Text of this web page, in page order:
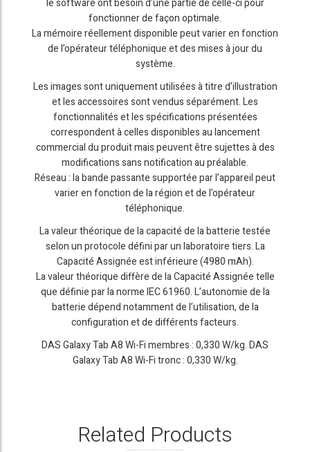
le software ont besoin d’une partie de celle-ci pour
fonctionner de façon optimale.
La mémoire réellement disponible peut varier en fonction
de l’opérateur téléphonique et des mises à jour du
système.
Les images sont uniquement utilisées à titre d’illustration
et les accessoires sont vendus séparément. Les
fonctionnalités et les spécifications présentées
correspondent à celles disponibles au lancement
commercial du produit mais peuvent être sujettes à des
modifications sans notification au préalable.
Réseau : la bande passante supportée par l’appareil peut
varier en fonction de la région et de l’opérateur
téléphonique.
La valeur théorique de la capacité de la batterie testée
selon un protocole défini par un laboratoire tiers. La
Capacité Assignée est inférieure (4980 mAh).
La valeur théorique diffère de la Capacité Assignée telle
que définie par la norme IEC 61960. L’autonomie de la
batterie dépend notamment de l’utilisation, de la
configuration et de différents facteurs.
DAS Galaxy Tab A8 Wi-Fi membres : 0,330 W/kg. DAS
Galaxy Tab A8 Wi-Fi tronc : 0,330 W/kg.
Related Products